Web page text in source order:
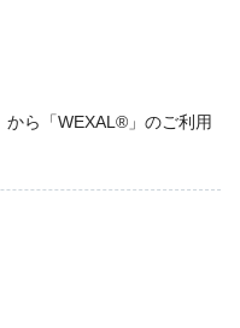
ら「WEXAL®」のご利用